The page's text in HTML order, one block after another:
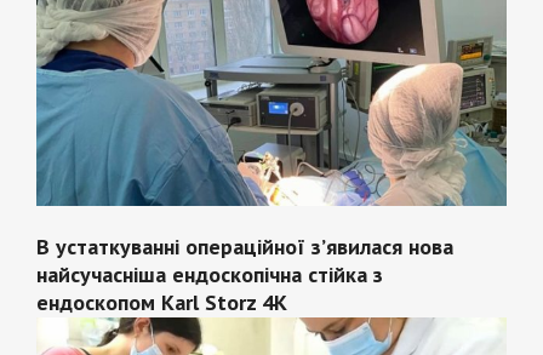
В устаткуванні операційної з’явилася нова
найсучасніша ендоскопічна стійка з
ендоскопом Karl Storz 4K